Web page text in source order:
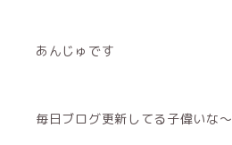
あんじゅです
毎日ブログ更新してる子偉いな～